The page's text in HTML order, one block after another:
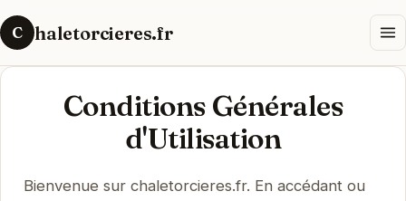
C haletorcieres.fr
Conditions Générales
d'Utilisation
Bienvenue sur chaletorcieres.fr. En accédant ou